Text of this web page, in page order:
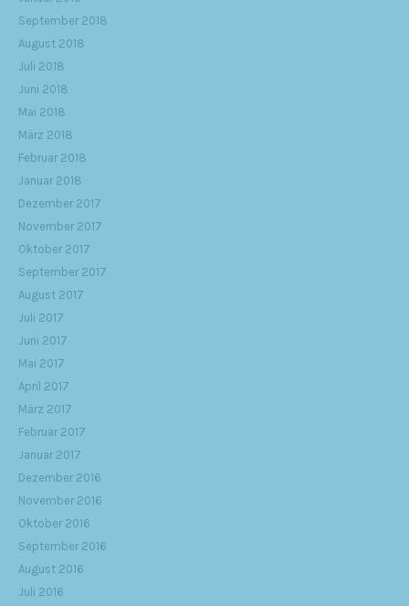
September 2018
August 2018
Juli 2018
Juni 2018
Mai 2018
März 2018
Februar 2018
Januar 2018
Dezember 2017
November 2017
Oktober 2017
September 2017
August 2017
Juli 2017
Juni 2017
Mai 2017
April 2017
März 2017
Februar 2017
Januar 2017
Dezember 2016
November 2016
Oktober 2016
September 2016
August 2016
Juli 2016